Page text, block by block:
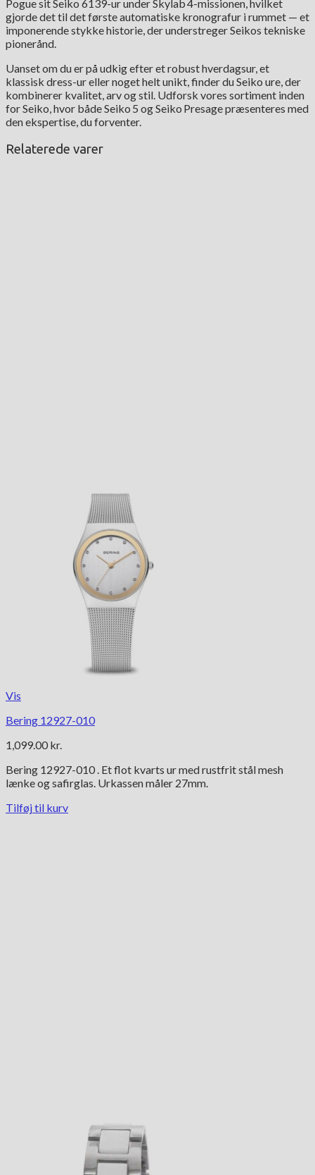
Pogue sit Seiko 6139-ur under Skylab 4-missionen, hvilket
gjorde det til det første automatiske kronografur i rummet — et
imponerende stykke historie, der understreger Seikos tekniske
pionerånd.
Uanset om du er på udkig efter et robust hverdagsur, et
klassisk dress-ur eller noget helt unikt, finder du Seiko ure, der
kombinerer kvalitet, arv og stil. Udforsk vores sortiment inden
for Seiko, hvor både Seiko 5 og Seiko Presage præsenteres med
den ekspertise, du forventer.
Relaterede varer
Vis
Bering 12927-010
1,099.00 kr.
Bering 12927-010 . Et flot kvarts ur med rustfrit stål mesh
lænke og safirglas. Urkassen måler 27mm.
Tilføj til kurv